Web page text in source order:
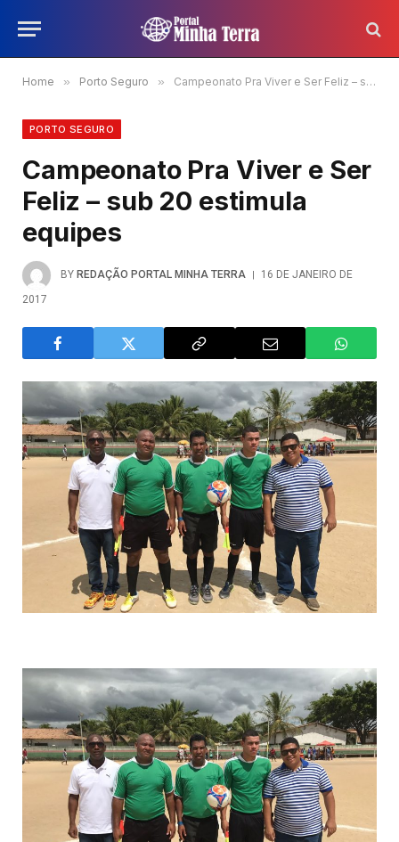
Home » Porto Seguro » Campeonato Pra Viver e Ser Feliz – sub 20 estimula equipes
PORTO SEGURO
Campeonato Pra Viver e Ser
Feliz – sub 20 estimula
equipes
BY REDAÇÃO PORTAL MINHA TERRA
16 DE JANEIRO DE
2017